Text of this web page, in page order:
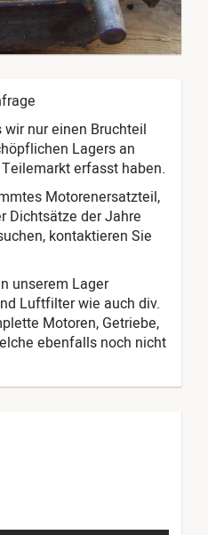
nur einen Bruchteil
Lagers an
erfasst haben.
Motorenersatzteil,
Dichtsätze der Jahre
kontaktieren Sie
unserem Lager
Luftfilter wie auch div.
Motoren, Getriebe,
ebenfalls noch nicht